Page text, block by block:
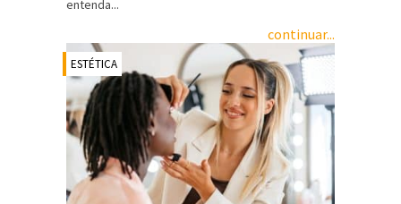
entenda...
continuar...
ESTÉTICA